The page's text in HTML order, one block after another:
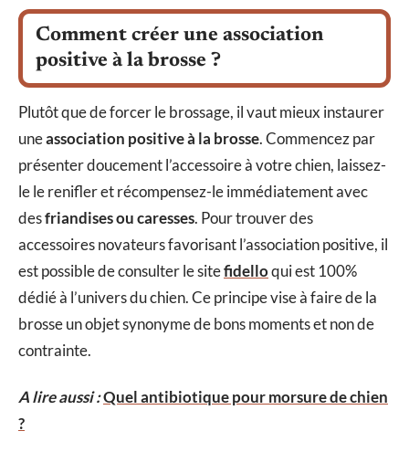
Comment créer une association
positive à la brosse ?
Plutôt que de forcer le brossage, il vaut mieux instaurer
uneassociation positive à la brosse. Commencez par
présenter doucement l’accessoire à votre chien, laissez-
le le renifler et récompensez-le immédiatement avec
desfriandises ou caresses. Pour trouver des
accessoires novateurs favorisant l’association positive, il
est possible de consulter le sitefidelloqui est 100%
dédié à l’univers du chien. Ce principe vise à faire de la
brosse un objet synonyme de bons moments et non de
contrainte.
A lire aussi :Quel antibiotique pour morsure de chien
?